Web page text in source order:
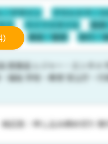
／デザイン アウトドア／
ス ライフスタイル 医
地域 美容／健康 旅行／
医薬品 レジャー・エンタメ
福祉 学校・教育 官公庁・行
広告：申し込み締め切り